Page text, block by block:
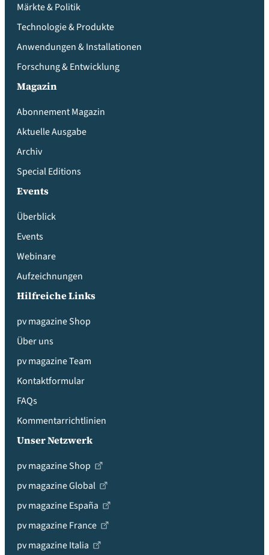
Märkte & Politik
Technologie & Produkte
Anwendungen & Installationen
Forschung & Entwicklung
Magazin
Abonnement Magazin
Aktuelle Ausgabe
Archiv
Special Editions
Events
Überblick
Events
Webinare
Aufzeichnungen
Hilfreiche Links
pv magazine Shop
Über uns
pv magazine Team
Kontaktformular
FAQs
Kommentarrichtlinien
Unser Netzwerk
pv magazine Shop
pv magazine Global
pv magazine España
pv magazine France
pv magazine Italia